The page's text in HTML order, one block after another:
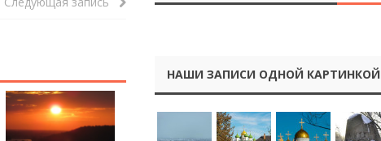
НАШИ ЗАПИСИ ОДНОЙ КАРТИНКОЙ